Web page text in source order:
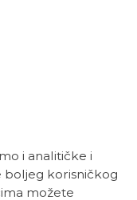
i analitičke i
boljeg korisničkog
možete